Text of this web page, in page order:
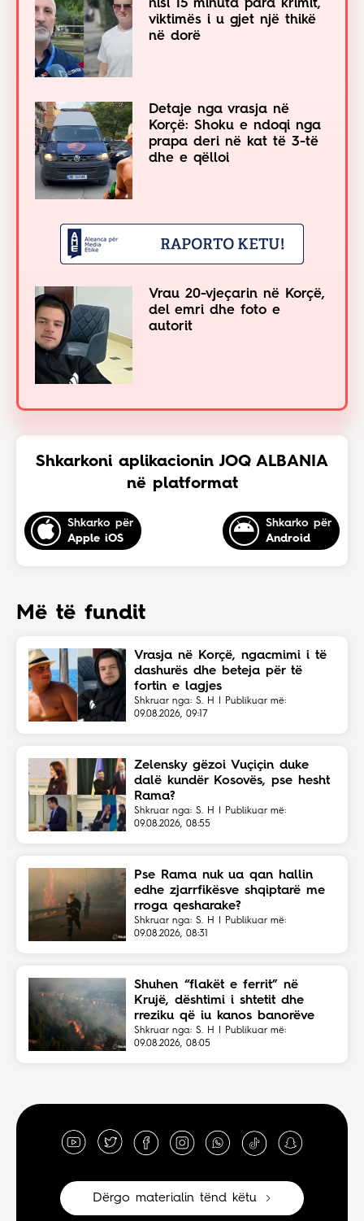
nisi 15 minuta para krimit,
viktimës i u gjet një thikë
në dorë
Detaje nga vrasja në
Korçë: Shoku e ndoqi nga
prapa deri në kat të 3-të
dhe e qëlloi
Vrau 20-vjeçarin në Korçë,
del emri dhe foto e
autorit
Shkarkoni aplikacionin JOQ ALBANIA
në platformat
Shkarko për
Apple iOS
Shkarko për
Android
Më të fundit
Vrasja në Korçë, ngacmimi i të
dashurës dhe beteja për të
fortin e lagjes
Shkruar nga: S. H | Publikuar më:
09.08.2026, 09:17
Zelensky gëzoi Vuçiçin duke
dalë kundër Kosovës, pse hesht
Rama?
Shkruar nga: S. H | Publikuar më:
09.08.2026, 08:55
Pse Rama nuk ua qan hallin
edhe zjarrfikësve shqiptarë me
rroga qesharake?
Shkruar nga: S. H | Publikuar më:
09.08.2026, 08:31
Shuhen “flakët e ferrit” në
Krujë, dështimi i shtetit dhe
rreziku që iu kanos banorëve
Shkruar nga: S. H | Publikuar më:
09.08.2026, 08:05
Dërgo materialin tënd këtu